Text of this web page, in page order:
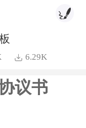
6.29K
议书